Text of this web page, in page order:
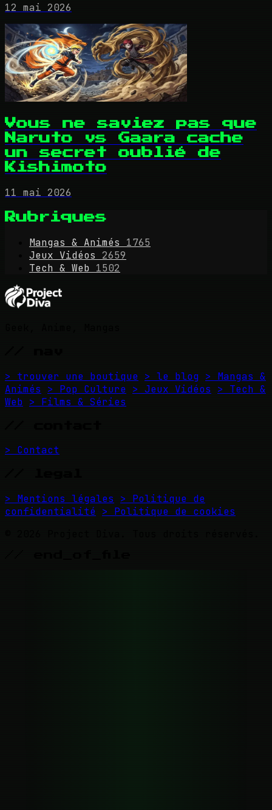
12 mai 2026
Vous ne saviez pas que
Naruto vs Gaara cache
un secret oublié de
Kishimoto
11 mai 2026
Rubriques
Mangas & Animés
1765
Jeux Vidéos
2659
Tech & Web 1502
> trouver une boutique > le blog > Mangas &
Animés
> Pop Culture > Jeux Vidéos
> Tech &
Web > Films & Séries
> Contact
> Mentions légales
> Politique de
confidentialité > Politique de cookies